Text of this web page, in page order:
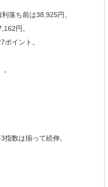
落ち前は38,925円。
円。
ポイント。
指数は揃って続伸。